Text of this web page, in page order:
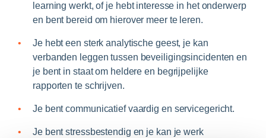
learning werkt, of je hebt interesse in het onderwerp
en bent bereid om hierover meer te leren.
Je hebt een sterk analytische geest, je kan
verbanden leggen tussen beveiligingsincidenten en
je bent in staat om heldere en begrijpelijke
rapporten te schrijven.
Je bent communicatief vaardig en servicegericht.
Je bent stressbestendig en je kan je werk